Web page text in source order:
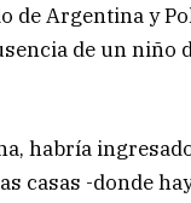
de Argentina y
de un niño
habría
casas -donde